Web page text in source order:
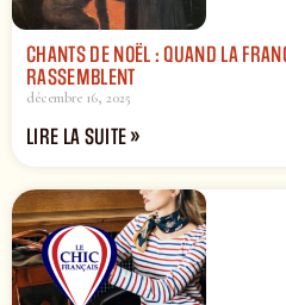
CHANTS DE NOËL : QUAND LA
RASSEMBLENT
décembre 16, 2025
LIRE LA SUITE »